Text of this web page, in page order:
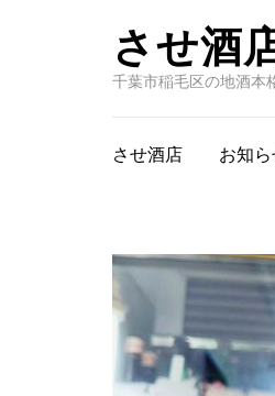
させ酒
千葉市稲毛区の地酒本
させ酒店 お知